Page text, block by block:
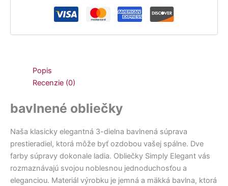
Popis
Recenzie (0)
bavlnené obliečky
Naša klasicky elegantná 3-dielna bavlnená súprava
prestieradiel, ktorá môže byť ozdobou vašej spálne. Dve
farby súpravy dokonale ladia. Obliečky Simply Elegant vás
rozmaznávajú svojou noblesnou jednoduchosťou a
eleganciou. Materiál výrobku je jemná a mäkká bavlna, ktorá